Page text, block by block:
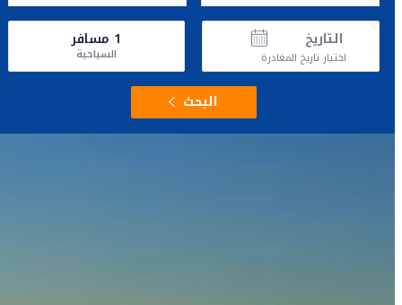
التاريخ
اختيار تاريخ المغادرة
1 مسافر
السياحية
البحث